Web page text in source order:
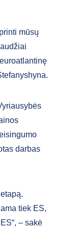
mūsų
darbas
tiek ES,
– sakė